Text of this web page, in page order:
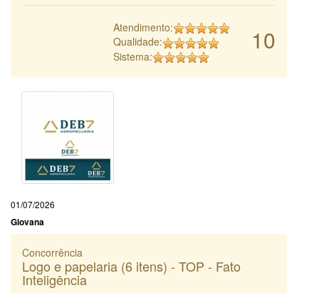
10
Atendimento:
Qualidade:
Sistema:
01/07/2026
Giovana
Concorrência
Logo e papelaria (6 itens) - TOP - Fato
Inteligência